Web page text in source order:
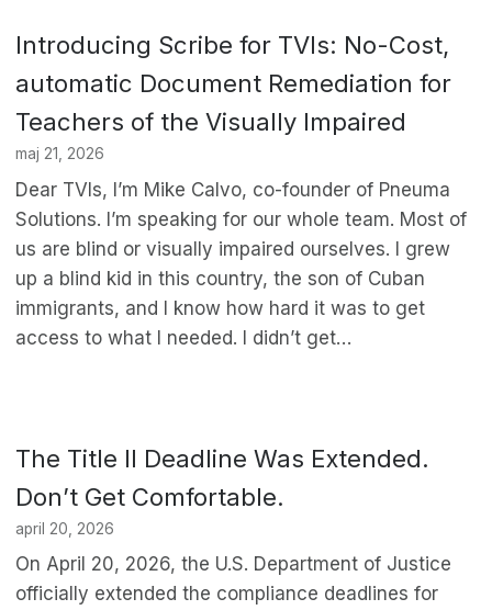
Introducing Scribe for TVIs: No-Cost,
automatic Document Remediation for
Teachers of the Visually Impaired
maj 21, 2026
Dear TVIs, I’m Mike Calvo, co-founder of Pneuma
Solutions. I’m speaking for our whole team. Most of
us are blind or visually impaired ourselves. I grew
up a blind kid in this country, the son of Cuban
immigrants, and I know how hard it was to get
access to what I needed. I didn’t get…
The Title II Deadline Was Extended.
Don’t Get Comfortable.
april 20, 2026
On April 20, 2026, the U.S. Department of Justice
officially extended the compliance deadlines for